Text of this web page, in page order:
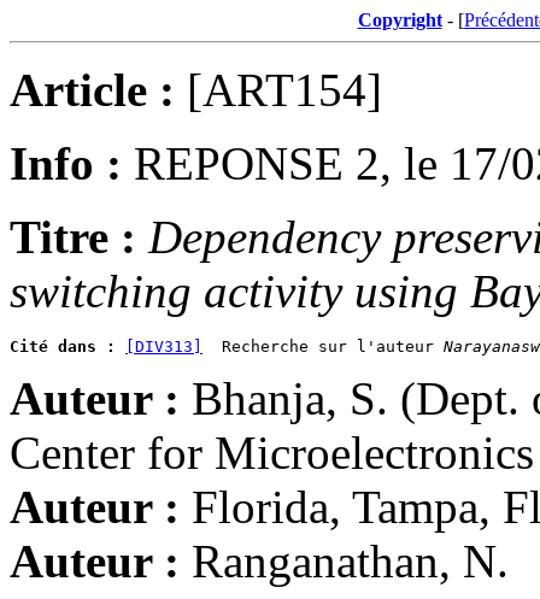
Copyright- [
Article : [ART154]
Info : REPONSE 2, le 17/
Titre : Dependency
switching activity using
Cité dans : [DIV313]
  Recherche sur l'auteur
Auteur : Bhanja, S. (Dept.
Center for
Auteur : Florida, Tampa,
Auteur : Ranganathan, N.